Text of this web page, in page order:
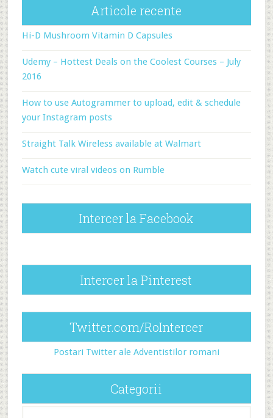
Articole recente
Hi-D Mushroom Vitamin D Capsules
Udemy – Hottest Deals on the Coolest Courses – July
2016
How to use Autogrammer to upload, edit & schedule
your Instagram posts
Straight Talk Wireless available at Walmart
Watch cute viral videos on Rumble
Intercer la Facebook
Intercer la Pinterest
Twitter.com/RoIntercer
Postari Twitter ale Adventistilor romani
Categorii